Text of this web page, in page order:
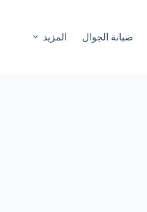
صيانة الجوال المزيد